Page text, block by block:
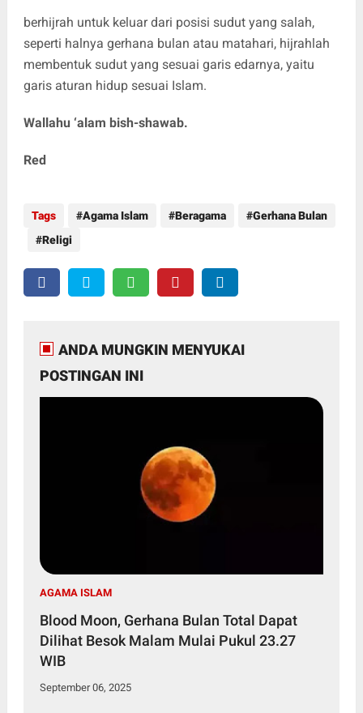
berhijrah untuk keluar dari posisi sudut yang salah,
seperti halnya gerhana bulan atau matahari, hijrahlah
membentuk sudut yang sesuai garis edarnya, yaitu
garis aturan hidup sesuai Islam.
Wallahu ‘alam bish-shawab.
Red
Tags Agama Islam Beragama
Gerhana Bulan
Religi
ANDA MUNGKIN MENYUKAI
POSTINGAN INI
AGAMA ISLAM
Blood Moon, Gerhana Bulan Total Dapat
Dilihat Besok Malam Mulai Pukul 23.27
WIB
September 06, 2025